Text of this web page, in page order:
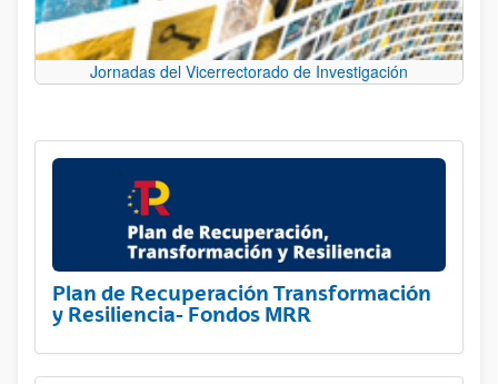
Jornadas del Vicerrectorado de Investigación
Plan de Recuperación Transformación
y Resiliencia- Fondos MRR